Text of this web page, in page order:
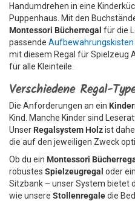
Handumdrehen in eine
Puppenhaus. Mit den
Montessori Bücherregal für die
passende Aufbewahrungskisten
mit diesem Regal für Spielzeug
für alle Kleinteile.
Verschiedene Regal-
Die Anforderungen an ein
Kind. Manche Kinder sind
Unser Regalsystem Holzist
die auf den jeweiligen Zweck
Ob du ein Montessori
robustes Spielzeugregal oder
Sitzbank – unser System bietet
wie unsere Stollenregaledie